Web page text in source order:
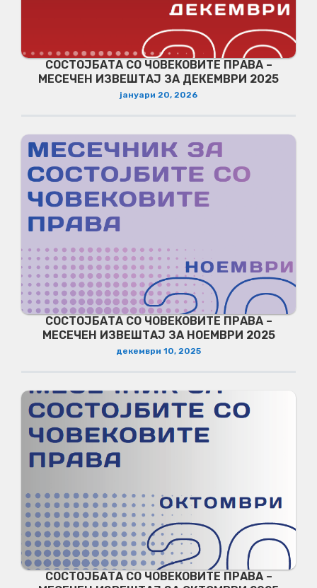
СОСТОЈБАТА СО ЧОВЕКОВИТЕ ПРАВА –
МЕСЕЧЕН ИЗВЕШТАЈ ЗА ДЕКЕМВРИ 2025
јануари 20, 2026
СОСТОЈБАТА СО ЧОВЕКОВИТЕ ПРАВА –
МЕСЕЧЕН ИЗВЕШТАЈ ЗА НОЕМВРИ 2025
декември 10, 2025
СОСТОЈБАТА СО ЧОВЕКОВИТЕ ПРАВА –